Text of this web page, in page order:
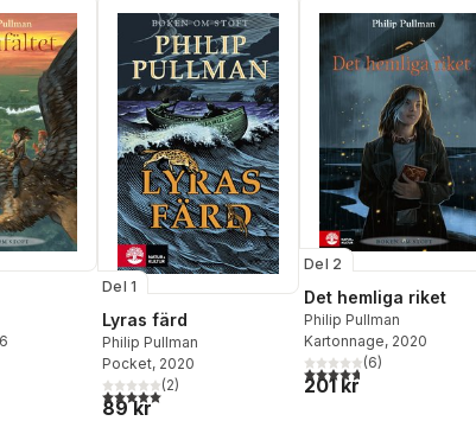
Totalt antal röster:
Del 1
Lyras färd
Philip Pullman
Pocket, 2020
5,0utav 5 stjärnor. Totalt antal röster:
(2)
89 kr
Del 2
Det hemliga riket
Philip Pullman
Kartonnage, 2020
4,7utav 5 stjärnor. Totalt
(6)
201 kr